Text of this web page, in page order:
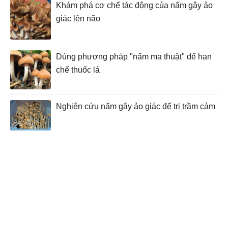
Khám phá cơ chế tác động của nấm gây ảo
giác lên não
Dùng phương pháp "nấm ma thuật" để hạn
chế thuốc lá
Nghiên cứu nấm gây ảo giác để trị trầm cảm